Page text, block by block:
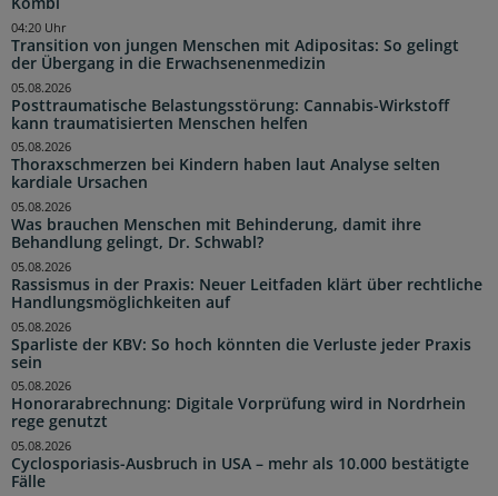
Transition von jungen Menschen mit Adipositas: So gelingt
der Übergang in die Erwachsenenmedizin
04:20 Uhr
Posttraumatische Belastungsstörung: Cannabis-Wirkstoff
kann traumatisierten Menschen helfen
05.08.2026
Thoraxschmerzen bei Kindern haben laut Analyse selten
kardiale Ursachen
05.08.2026
Was brauchen Menschen mit Behinderung, damit ihre
Behandlung gelingt, Dr. Schwabl?
05.08.2026
Rassismus in der Praxis: Neuer Leitfaden klärt über rechtliche
Handlungsmöglichkeiten auf
05.08.2026
Sparliste der KBV: So hoch könnten die Verluste jeder Praxis
sein
05.08.2026
Honorarabrechnung: Digitale Vorprüfung wird in Nordrhein
rege genutzt
05.08.2026
Cyclosporiasis-Ausbruch in USA – mehr als 10.000 bestätigte
Fälle
05.08.2026